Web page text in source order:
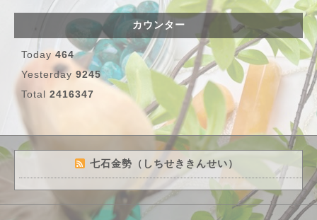
カウンター
Today 464
Yesterday 9245
Total 2416347
七石金勢（しちせききんせい）